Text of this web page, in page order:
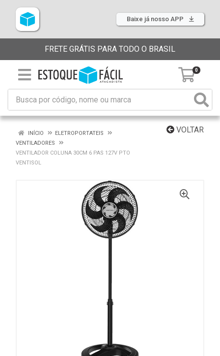
Baixe já nosso APP
FRETE GRÁTIS PARA TODO O BRASIL
0
VOLTAR
INÍCIO
ELETROPORTATEIS
VENTILADORES
VENTILADOR COLUNA 30CM 6 PAS 127V PTO
VENTISOL